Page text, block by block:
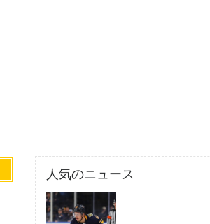
人気のニュース